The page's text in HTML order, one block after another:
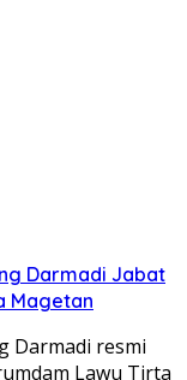
Darmadi Jabat
Magetan
Darmadi resmi
Lawu Tirta